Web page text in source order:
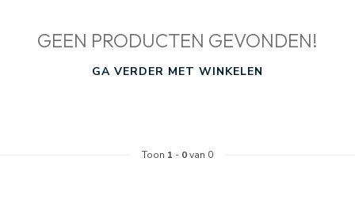
GEEN PRODUCTEN GEVONDEN!
GA VERDER MET WINKELEN
Toon 1 - 0van 0